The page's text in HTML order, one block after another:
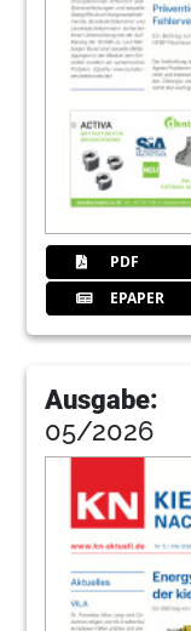
Produkte
Redaktion
GmbH & Co.
Kurse für
Service
PDF
EPAPER
Ausgabe:
05/2026